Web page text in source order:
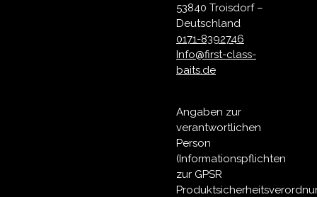
53840 Troisdorf –
Deutschland
0171-8392746
Info@first-class-
baits.de
Angaben zur
verantwortlichen
Person
(Informationspflichten
zur GPSR